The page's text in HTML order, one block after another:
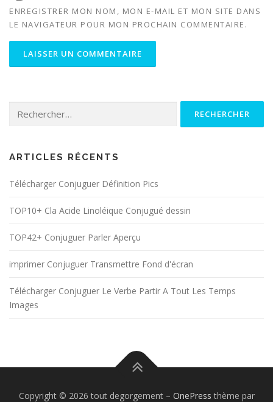
ENREGISTRER MON NOM, MON E-MAIL ET MON SITE DANS
LE NAVIGATEUR POUR MON PROCHAIN COMMENTAIRE.
ARTICLES RÉCENTS
Télécharger Conjuguer Définition Pics
TOP10+ Cla Acide Linoléique Conjugué dessin
TOP42+ Conjuguer Parler Aperçu
imprimer Conjuguer Transmettre Fond d'écran
Télécharger Conjuguer Le Verbe Partir A Tout Les Temps
Images
Copyright © 2026 tout degorgement – OnePress thème par